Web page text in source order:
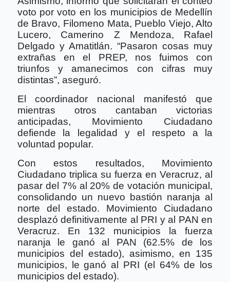
voto por voto en los municipios de Medellín
de Bravo, Filomeno Mata, Pueblo Viejo, Alto
Lucero, Camerino Z Mendoza, Rafael
Delgado y Amatitlán. “Pasaron cosas muy
extrañas en el PREP, nos fuimos con
triunfos y amanecimos con cifras muy
distintas”, aseguró.
El coordinador nacional manifestó que
mientras otros cantaban victorias
anticipadas, Movimiento Ciudadano
defiende la legalidad y el respeto a la
voluntad popular.
Con estos resultados, Movimiento
Ciudadano triplica su fuerza en Veracruz, al
pasar del 7% al 20% de votación municipal,
consolidando un nuevo bastión naranja al
norte del estado. Movimiento Ciudadano
desplazó definitivamente al PRI y al PAN en
Veracruz. En 132 municipios la fuerza
naranja le ganó al PAN (62.5% de los
municipios del estado), asimismo, en 135
municipios, le ganó al PRI (el 64% de los
municipios del estado).